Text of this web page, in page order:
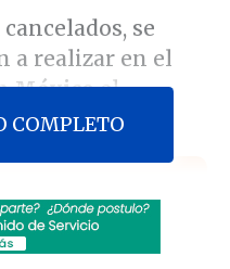
se
a realizar en el
Méxicoel
colisión en
COMPLETO